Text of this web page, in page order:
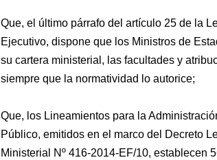
Que, el último párrafo del artículo 25 de la
Ejecutivo, dispone que los Ministros de
su cartera ministerial, las facultades y
siempre que la normatividad lo autorice;
Que, los Lineamientos para la
Público, emitidos en el marco del Decreto
Ministerial Nº 416-2014-EF/10, establecen